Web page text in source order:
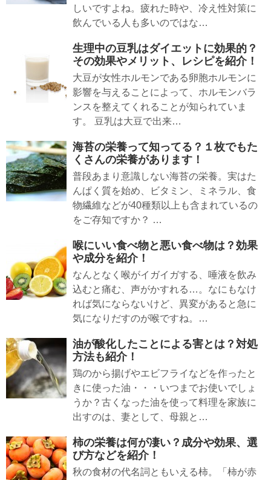
しいですよね。疲れた時や、冷え性対策に
飲んでいる人も多いのではな…
生理中の豆乳はダイエットに効果的？
その効果やメリット、レシピを紹介！
大豆が女性ホルモンである卵胞ホルモンに
影響を与えることによって、ホルモンバラ
ンスを整えてくれることが知られていま
す。 豆乳は大豆で出来…
海苔の栄養って知ってる？１枚でもた
くさんの栄養があります！
普段あまり意識しない海苔の栄養。実はた
んぱく質を始め、ビタミン、ミネラル、食
物繊維などが40種類以上も含まれているの
をご存知ですか？ …
喉にいい食べ物と悪い食べ物は？効果
や成分を紹介！
なんとなく喉がイガイガする、唾液を飲み
込むと痛む、声がかすれる…。なにもなけ
れば気にならないけど、異変があると急に
気になりだすのが喉ですね。…
油が酸化したことによる害とは？対処
方法も紹介！
鶏のから揚げやエビフライなどを作ったと
きに使った油・・・いつまでお使いでしょ
うか？古くなった油を使って料理を家族に
出すのは、妻として、母親と…
柿の栄養は何が凄い？成分や効果、選
び方などを紹介！
秋の食材の代名詞ともいえる柿。「柿が赤